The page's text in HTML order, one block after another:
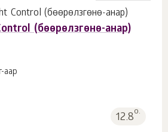
(бөөрөлзгөнө-анар)
аар
12.8о.